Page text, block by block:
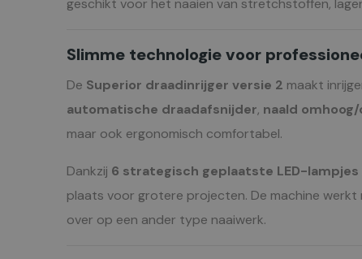
geschikt voor het naaien van stretchstoffen,
Slimme technologie voor
De Superior draadinrijger versie 2 maakt
automatische draadafsnijder, naald
maar ook ergonomisch comfortabel.
Dankzij 6 strategisch geplaatste LED-lampjes
plaats voor grotere projecten. De machine werkt
over op een ander type naaiwerk.